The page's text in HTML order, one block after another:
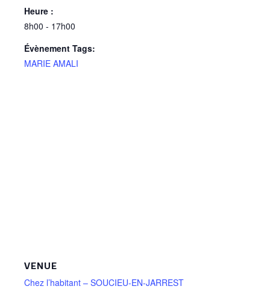
Heure :
8h00 - 17h00
Évènement Tags:
MARIE AMALI
VENUE
Chez l’habitant – SOUCIEU-EN-JARREST